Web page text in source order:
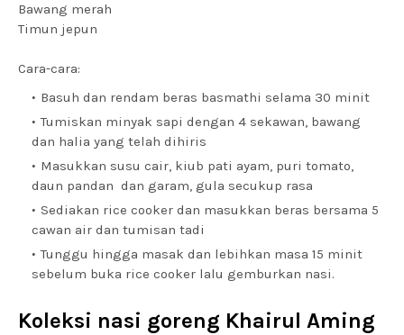
Bawang merah
Timun jepun
Cara-cara:
Basuh dan rendam beras basmathi selama 30 minit
Tumiskan minyak sapi dengan 4 sekawan, bawang
dan halia yang telah dihiris
Masukkan susu cair, kiub pati ayam, puri tomato,
daun pandan dan garam, gula secukup rasa
Sediakan rice cooker dan masukkan beras bersama 5
cawan air dan tumisan tadi
Tunggu hingga masak dan lebihkan masa 15 minit
sebelum buka rice cooker lalu gemburkan nasi.
Koleksi nasi goreng Khairul Aming